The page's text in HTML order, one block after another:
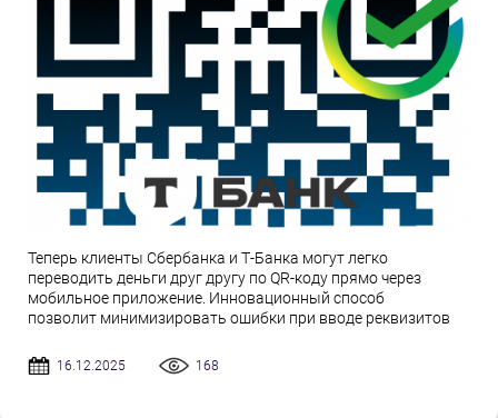
Теперь клиенты Сбербанка и Т-Банка могут легко
переводить деньги друг другу по QR-коду прямо через
мобильное приложение. Инновационный способ
позволит минимизировать ошибки при вводе реквизитов
16.12.2025 168